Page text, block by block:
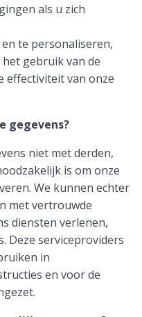
als u zich
te personaliseren,
gebruik van de
effectiviteit van onze
gegevens?
niet met derden,
is om onze
We kunnen echter
met vertrouwde
diensten verlenen,
Deze serviceproviders
in
en voor de